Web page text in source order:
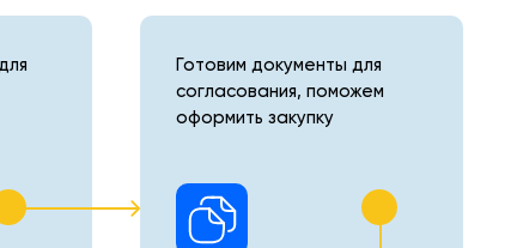
Готовим документы для
согласования, поможем
оформить закупку